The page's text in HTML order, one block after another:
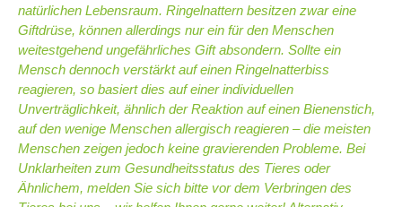
natürlichen Lebensraum. Ringelnattern besitzen zwar eine
Giftdrüse, können allerdings nur ein für den Menschen
weitestgehend ungefährliches Gift absondern. Sollte ein
Mensch dennoch verstärkt auf einen Ringelnatterbiss
reagieren, so basiert dies auf einer individuellen
Unverträglichkeit, ähnlich der Reaktion auf einen Bienenstich,
auf den wenige Menschen allergisch reagieren – die meisten
Menschen zeigen jedoch keine gravierenden Probleme. Bei
Unklarheiten zum Gesundheitsstatus des Tieres oder
Ähnlichem, melden Sie sich bitte vor dem Verbringen des